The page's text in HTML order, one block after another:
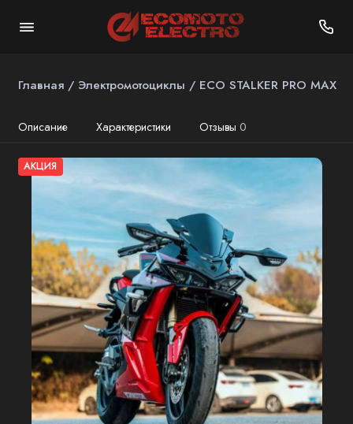
Главная Электромотоциклы ECO STALKER PRO MAX
Описание Характеристики Отзывы 0
АКЦИЯ